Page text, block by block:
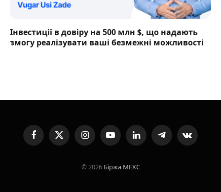
Інвестиції в довіру на 500 млн $, що надають
змогу реалізувати ваші безмежні можливості
FacebookX
(Twitter)
InstagramYouTubeLinkedInTelegramVKontakte
© 2026 Біржа MEXC